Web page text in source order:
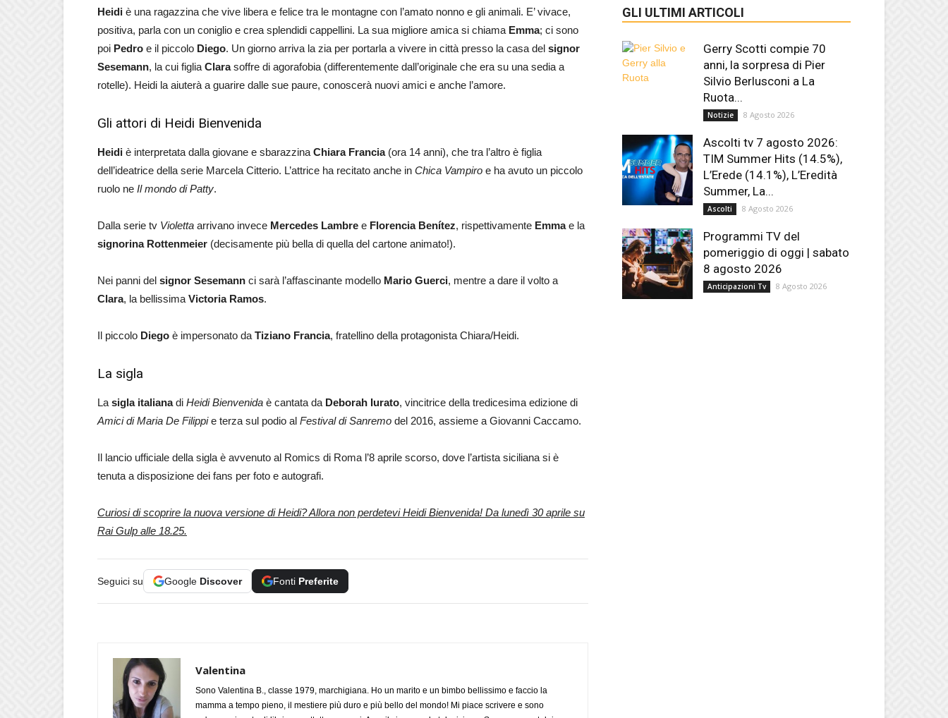
Heidi è una ragazzina che vive libera e felice tra le montagne con l’amato nonno e gli animali. E’ vivace,
positiva, parla con un coniglio e crea splendidi cappellini. La sua migliore amica si chiama Emma; ci sono
poi Pedro e il piccolo Diego. Un giorno arriva la zia per portarla a vivere in città presso la casa del signor
Sesemann, la cui figlia Clarasoffre di agorafobia (differentemente dall’originale che era su una sedia a
rotelle). Heidi la aiuterà a guarire dalle sue paure, conoscerà nuovi amici e anche l’amore.
Gli attori di Heidi Bienvenida
Heidi è interpretata dalla giovane e sbarazzina Chiara Francia(ora 14 anni), che tra l’altro è figlia
dell’ideatrice della serie Marcela Citterio. L’attrice ha recitato anche in Chica Vampiro e ha avuto un piccolo
ruolo ne Il mondo di Patty.
Dalla serie tv Violetta arrivano invece Mercedes Lambre e Florencia Benítez, rispettivamente Emmae la
signorina Rottenmeier (decisamente più bella di quella del cartone animato!).
Nei panni del signor Sesemann ci sarà l’affascinante modello Mario Guerci, mentre a dare il volto a
Clara, la bellissima Victoria Ramos.
Il piccolo Diego è impersonato da Tiziano Francia, fratellino della protagonista Chiara/Heidi.
La sigla
La sigla italianadi Heidi Bienvenida è cantata da Deborah Iurato, vincitrice della tredicesima edizione di
Amici di Maria De Filippie terza sul podio al Festival di Sanremo del 2016, assieme a Giovanni Caccamo.
Il lancio ufficiale della sigla è avvenuto al Romics di Roma l’8 aprile scorso, dove l’artista siciliana si è
tenuta a disposizione dei fans per foto e autografi.
Curiosi di scoprire la nuova versione di Heidi? Allora non perdetevi Heidi Bienvenida! Da lunedì 30 aprile su
Rai Gulp alle 18.25.
Seguici su Google Discover Fonti Preferite
Valentina
Sono Valentina B., classe 1979, marchigiana. Ho un marito e un bimbo bellissimo e faccio la
mamma a tempo pieno, il mestiere più duro e più bello del mondo! Mi piace scrivere e sono
GLI ULTIMI ARTICOLI
Gerry Scotti compie 70
anni, la sorpresa di Pier
Silvio Berlusconi a La
Ruota...
Notizie 8 Agosto 2026
Ascolti tv 7 agosto 2026:
TIM Summer Hits (14.5%),
L’Erede (14.1%), L’Eredità
Summer, La...
Ascolti 8 Agosto 2026
Programmi TV del
pomeriggio di oggi | sabato
8 agosto 2026
Anticipazioni Tv 8 Agosto 2026